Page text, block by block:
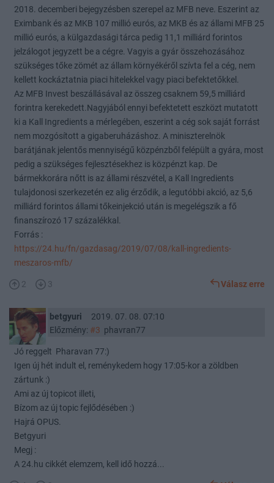
2018. decemberi bejegyzésben szerepel az MFB neve. Eszerint az
Eximbank és az MKB 107 millió eurós, az MKB és az állami MFB 25
millió eurós, a külgazdasági tárca pedig 11,1 milliárd forintos
jelzálogot jegyzett be a cégre. Vagyis a gyár összehozásához
szükséges tőke zömét az állam környékéről szívta fel a cég, nem
kellett kockáztatnia piaci hitelekkel vagy piaci befektetőkkel.
Az MFB Invest beszállásával az összeg csaknem 59,5 milliárd
forintra kerekedett.Nagyjából ennyi befektetett eszközt mutatott
ki a Kall Ingredients a mérlegében, eszerint a cég sok saját forrást
nem mozgósított a gigaberuházáshoz. A miniszterelnök
barátjának jelentős mennyiségű közpénzből felépült a gyára, most
pedig a szükséges fejlesztésekhez is közpénzt kap. De
bármekkorára nőtt is az állami részvétel, a Kall Ingredients
tulajdonosi szerkezetén ez alig érződik, a legutóbbi akció, az 5,6
milliárd forintos állami tőkeinjekció után is megelégszik a fő
finanszírozó 17 százalékkal.
Forrás :
https://24.hu/fn/gazdasag/2019/07/08/kall-ingredients-
meszaros-mfb/
2 3 Válasz erre
betgyuri
2019. 07. 08. 07:10
Előzmény: #3 phavran77
Jó reggelt Pharavan 77:)
Igen új hét indult el, reménykedem hogy 17:05-kor a zöldben
zártunk :)
Ami az új topicot illeti,
Bízom az új topic fejlődésében :)
Hajrá OPUS.
Betgyuri
Megj :
A 24.hu cikkét elemzem, kell idő hozzá...